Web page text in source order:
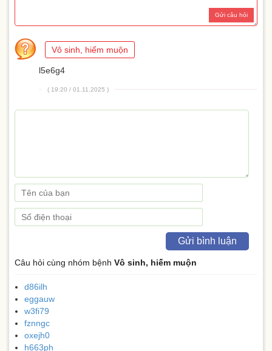
Gửi câu hỏi
Vô sinh, hiếm muộn
l5e6g4
( 19:20 / 01.11.2025 )
Gửi bình luận
Câu hỏi cùng nhóm bệnh Vô sinh, hiếm muộn
d86ilh
eggauw
w3fi79
fznngc
oxejh0
h663ph